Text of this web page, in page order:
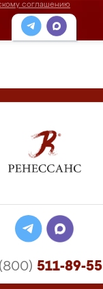
соглашению
511-89-55